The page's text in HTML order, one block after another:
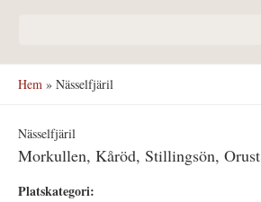
Hem » Nässelfjäril
Nässelfjäril
Morkullen, Kåröd, Stillingsön, Orust
Platskategori: